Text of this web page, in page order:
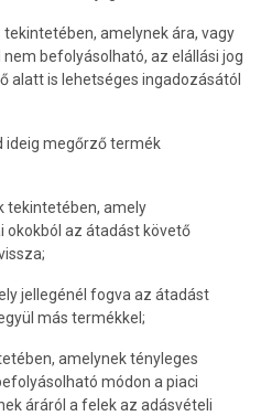
amelynek ára, vagy
befolyásolható, az elállási jog
alatt is lehetséges ingadozásától
ideig megőrző termék
tekintetében, amely
okokból az átadást követő
jellegénél fogva az átadást
más termékkel;
amelynek tényleges
módon a piaci
áráról a felek az adásvételi